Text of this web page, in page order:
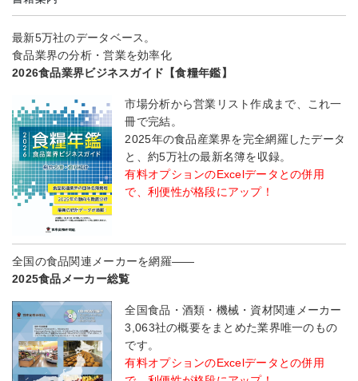
最新5万社のデータベース。
食品業界の分析・営業を効率化
2026食品業界ビジネスガイド【食糧年鑑】
市場分析から営業リスト作成まで、これ一
冊で完結。
2025年の食品産業界を完全網羅したデータ
と、約5万社の最新名簿を収録。
有料オプションのExcelデータとの併用
で、利便性が格段にアップ！
全国の食品関連メーカーを網羅――
2025食品メーカー総覧
全国食品・酒類・機械・資材関連メーカー
3,063社の概要をまとめた業界唯一のもの
です。
有料オプションのExcelデータとの併用